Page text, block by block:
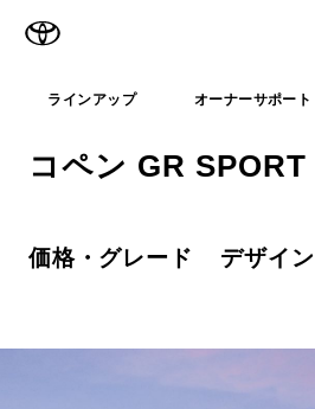
ラインアップ オーナーサポート
コペン GR SPORT
価格・グレード デザイン